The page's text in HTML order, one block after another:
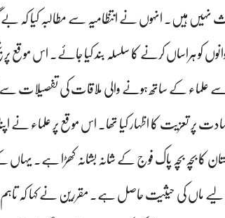
نہیں ہیں۔ انہوں نے انتظامیہ سے مطالبہ کیا کہ بے
کو ہراساں کرنے کا سلسلہ بند کیا جائے۔ اس
علماء کے ساتھ ہونے والی ملاقات کی تفصیلات سے
پر تعزیت کا اظہار کیا تھا۔ اس موقع پر علماء نے
کا بچہ بچہ پاک فوج کے شانہ بشانہ کھڑا
لیے ماں کی حیثیت حاصل ہے۔ مقررین نے کہا کہ